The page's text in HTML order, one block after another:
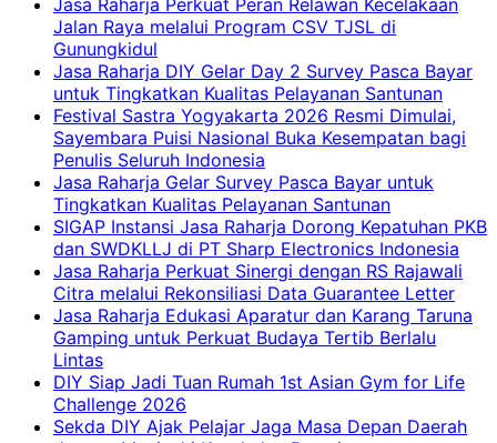
Jasa Raharja Perkuat Peran Relawan Kecelakaan
Jalan Raya melalui Program CSV TJSL di
Gunungkidul
Jasa Raharja DIY Gelar Day 2 Survey Pasca Bayar
untuk Tingkatkan Kualitas Pelayanan Santunan
Festival Sastra Yogyakarta 2026 Resmi Dimulai,
Sayembara Puisi Nasional Buka Kesempatan bagi
Penulis Seluruh Indonesia
Jasa Raharja Gelar Survey Pasca Bayar untuk
Tingkatkan Kualitas Pelayanan Santunan
SIGAP Instansi Jasa Raharja Dorong Kepatuhan PKB
dan SWDKLLJ di PT Sharp Electronics Indonesia
Jasa Raharja Perkuat Sinergi dengan RS Rajawali
Citra melalui Rekonsiliasi Data Guarantee Letter
Jasa Raharja Edukasi Aparatur dan Karang Taruna
Gamping untuk Perkuat Budaya Tertib Berlalu
Lintas
DIY Siap Jadi Tuan Rumah 1st Asian Gym for Life
Challenge 2026
Sekda DIY Ajak Pelajar Jaga Masa Depan Daerah